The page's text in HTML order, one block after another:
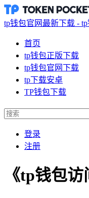
tp钱包官网最新下载 -
首页
tp钱包正版下载
tp钱包官网下载
tp下载安卓
TP钱包下载
登录
注册
《tp钱包